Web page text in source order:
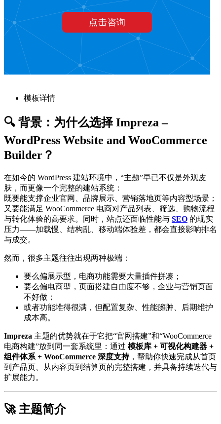
模板详情
🔍 背景：为什么选择 Impreza –
WordPress Website and WooCommerce
Builder？
在如今的 WordPress 建站环境中，“主题”早已不仅是外观皮
肤，而更像一个完整的建站系统：
既要能支撑企业官网、品牌展示、营销落地页等内容型场景；
又要能满足 WooCommerce 电商对产品列表、筛选、购物流程
与转化体验的高要求。同时，站点还面临性能与 SEO 的现实
压力——加载慢、结构乱、移动端体验差，都会直接影响排名
与成交。
然而，很多主题往往出现两种极端：
要么偏展示型，电商功能需要大量插件拼凑；
要么偏电商型，页面搭建自由度不够，企业与营销页面
不好做；
或者功能堆得很满，但配置复杂、性能臃肿、后期维护
成本高。
Impreza 主题的优势就在于它把“官网搭建”和“WooCommerce
电商构建”放到同一套系统里：通过 模板库 + 可视化构建器 +
组件体系 + WooCommerce 深度支持，帮助你快速完成从首页
到产品页、从内容页到结算页的完整搭建，并具备持续迭代与
扩展能力。
🚀 主题简介